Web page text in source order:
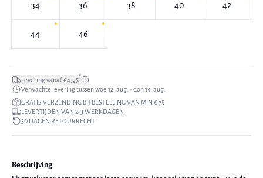
34 36 38 40 42
44 46
Levering vanaf €4,95*
Verwachte levering tussen woe 12. aug. - don 13. aug.
GRATIS VERZENDING BIJ BESTELLING VAN MIN € 75
LEVERTIJDEN VAN 2-3 WERKDAGEN
30 DAGEN RETOURRECHT
Beschrijving